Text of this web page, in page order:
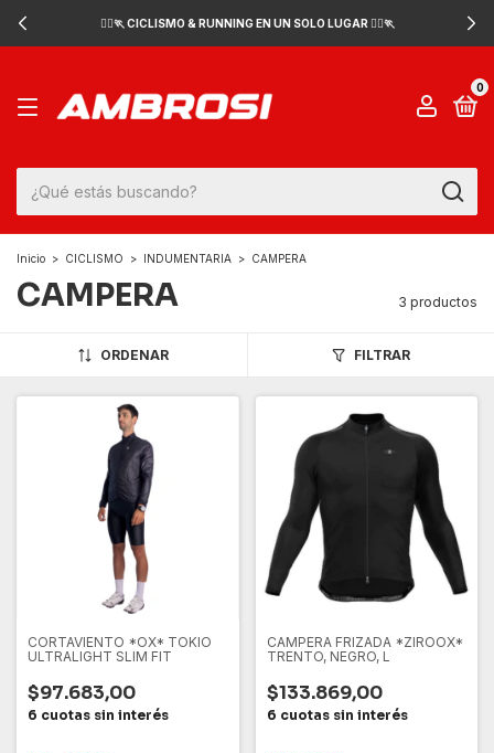
🚴‍♂️🏃 CICLISMO & RUNNING EN UN SOLO LUGAR 🚴‍♂️🏃
0
Inicio > CICLISMO > INDUMENTARIA > CAMPERA
CAMPERA 3 productos
ORDENAR FILTRAR
CORTAVIENTO *OX* TOKIO
ULTRALIGHT SLIM FIT
$97.683,00
CAMPERA FRIZADA *ZIROOX*
TRENTO, NEGRO, L
$133.869,00